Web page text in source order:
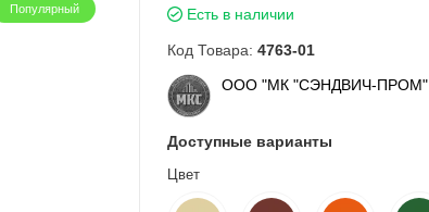
Популярный Есть в наличии
Код Товара: 4763-01
ООО "МК "СЭНДВИЧ-ПРОМ"
Доступные варианты
Цвет